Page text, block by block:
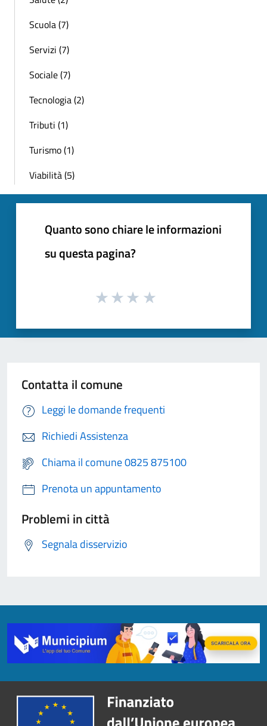
Scuola (7)
Servizi (7)
Sociale (7)
Tecnologia (2)
Tributi (1)
Turismo (1)
Viabilità (5)
Quanto sono chiare le informazioni
su questa pagina?
Contatta il comune
Leggi le domande frequenti
Richiedi Assistenza
Chiama il comune 0825 875100
Prenota un appuntamento
Problemi in città
Segnala disservizio